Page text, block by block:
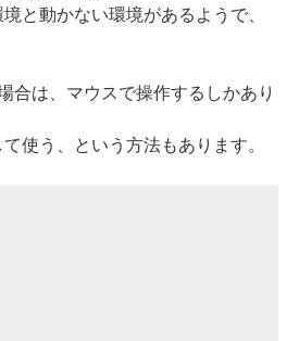
と動かない環境があるようで、
は、マウスで操作するしかあり
使う、という方法もあります。